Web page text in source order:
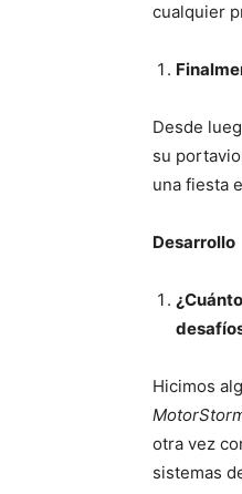
cualquier
Desde
su
una fiesta
Desarrollo
Hicimos
otra vez
sistemas